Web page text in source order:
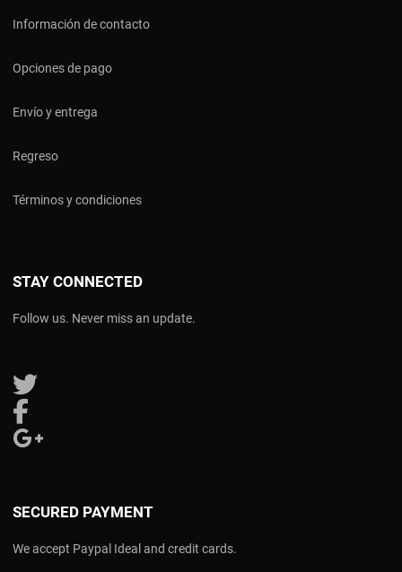
Información de contacto
Opciones de pago
Envío y entrega
Regreso
Términos y condiciones
STAY CONNECTED
Follow us. Never miss an update.
Follow us on Twitter
SECURED PAYMENT
We accept Paypal Ideal and credit cards.